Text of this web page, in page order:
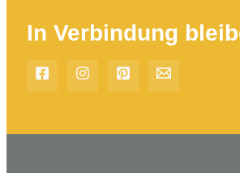
In Verbindung